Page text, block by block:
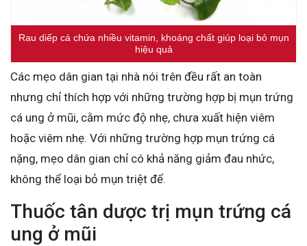
Rau diếp cá chứa nhiều vitamin, khoáng chất giúp loại bỏ mụn
hiệu quả
Các mẹo dân gian tại nhà nói trên đều rất an toàn
nhưng chỉ thích hợp với những trường hợp bị mụn trứng
cá ung ở mũi, cằm mức độ nhẹ, chưa xuất hiện viêm
hoặc viêm nhẹ. Với những trường hợp mụn trứng cá
nặng, mẹo dân gian chỉ có khả năng giảm đau nhức,
không thể loại bỏ mụn triệt để.
Thuốc tân dược trị mụn trứng cá
ung ở mũi